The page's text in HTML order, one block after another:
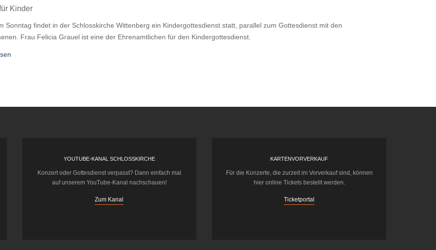
Kinder
Sonntag findet in der Schlosskirche Wittenberg ein Kindergottesdienst statt, parallel zum Gottesdienst mit den
Frau Felicia Grauel ist eine der Ehrenamtlichen für den Kindergottesdienst.
YOUTUBE-KANAL SCHLOSSKIRCHE
Konzert oder Gottesdienst verpasst? Dann einfach mal
auf unserem YouTube-Kanal nachschauen!
Zum Kanal
KARTENVORVERKAUF
Für die Konzerte, die zurzeit im Vorverkauf sind, können
hier online Tickets bestellt werden.
Ticketportal